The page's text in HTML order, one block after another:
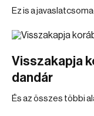
Ez is a
Visszakapja
dandár
És az összes többi